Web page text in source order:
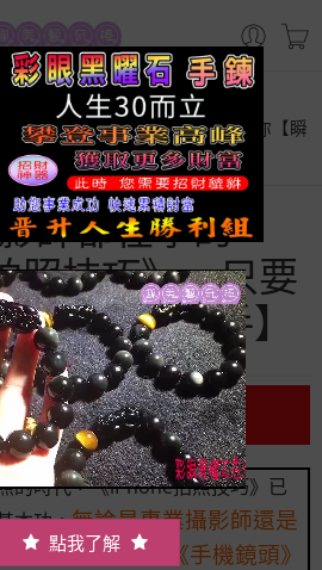
生活百科
拍照技巧》，只要這 7 招讓你【瞬
間變高手】
師都在學的
照技巧》，只要
瞬間變高手】
前言
的時代，《iPhone拍照技巧》已
本功。無論是專業攝影師還是
探索如何運用《手機鏡頭》
點我了解